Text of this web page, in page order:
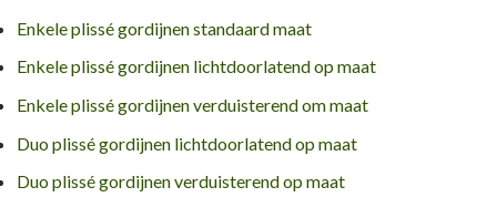
Enkele plissé gordijnen standaard maat
Enkele plissé gordijnen lichtdoorlatend op maat
Enkele plissé gordijnen verduisterend om maat
Duo plissé gordijnen lichtdoorlatend op maat
Duo plissé gordijnen verduisterend op maat